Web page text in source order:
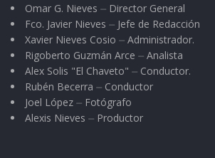
Omar G. Nieves ⏤ Director General
Fco. Javier Nieves ⏤ Jefe de Redacción
Xavier Nieves Cosio ⏤ Administrador.
Rigoberto Guzmán Arce ⏤ Analista
Alex Solis "El Chaveto" ⏤ Conductor.
Rubén Becerra ⏤ Conductor
Joel López ⏤ Fotógrafo
Alexis Nieves ⏤ Productor